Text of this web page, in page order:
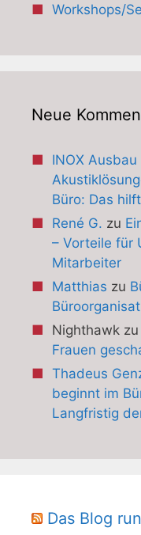
Workshops/
Neue
INOX
Büro: Das hilft
René G. zu
– Vorteile für
Mitarbeiter
Matthias zu
Nighthawkzu
Frauen
Thadeus
beginnt im
Langfristig
Das Blog